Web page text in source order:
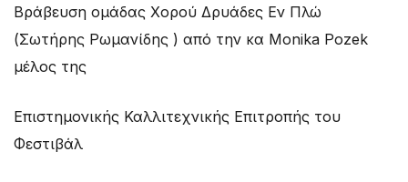
Βράβευση ομάδας Χορού Δρυάδες Εν Πλώ
(Σωτήρης Ρωμανίδης ) από την κα Monika Pozek
μέλος της
Επιστημονικής Καλλιτεχνικής Επιτροπής του
Φεστιβάλ